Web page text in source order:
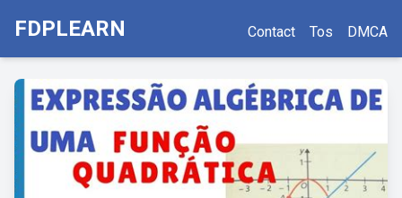
FDPLEARN Contact Tos DMCA